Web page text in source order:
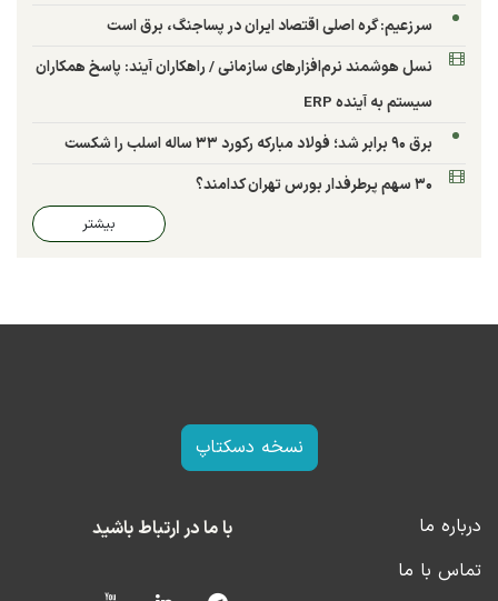
سرزعیم: گره اصلی اقتصاد ایران در پساجنگ، برق است
نسل هوشمند نرم‌افزارهای سازمانی / راهکاران آیند: پاسخ همکاران
سیستم به آینده ERP
برق ۹۰ برابر شد؛ فولاد مبارکه رکورد ۳۳ ساله اسلب را شکست
۳۰ سهم پرطرفدار بورس تهران کدامند؟
بیشتر
نسخه دسکتاپ
درباره ما
تماس با ما
با ما در ارتباط باشید